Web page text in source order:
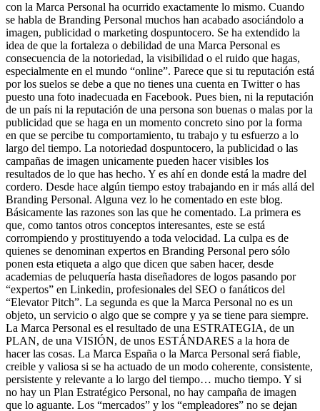
con la Marca Personal ha ocurrido exactamente lo mismo. Cuando
se habla de Branding Personal muchos han acabado asociándolo a
imagen, publicidad o marketing dospuntocero. Se ha extendido la
idea de que la fortaleza o debilidad de una Marca Personal es
consecuencia de la notoriedad, la visibilidad o el ruido que hagas,
especialmente en el mundo “online”. Parece que si tu reputación está
por los suelos se debe a que no tienes una cuenta en Twitter o has
puesto una foto inadecuada en Facebook. Pues bien, ni la reputación
de un país ni la reputación de una persona son buenas o malas por la
publicidad que se haga en un momento concreto sino por la forma
en que se percibe tu comportamiento, tu trabajo y tu esfuerzo a lo
largo del tiempo. La notoriedad dospuntocero, la publicidad o las
campañas de imagen unicamente pueden hacer visibles los
resultados de lo que has hecho. Y es ahí en donde está la madre del
cordero. Desde hace algún tiempo estoy trabajando en ir más allá del
Branding Personal. Alguna vez lo he comentado en este blog.
Básicamente las razones son las que he comentado. La primera es
que, como tantos otros conceptos interesantes, este se está
corrompiendo y prostituyendo a toda velocidad. La culpa es de
quienes se denominan expertos en Branding Personal pero sólo
ponen esta etiqueta a algo que dicen que saben hacer, desde
academias de peluquería hasta diseñadores de logos pasando por
“expertos” en Linkedin, profesionales del SEO o fanáticos del
“Elevator Pitch”. La segunda es que la Marca Personal no es un
objeto, un servicio o algo que se compre y ya se tiene para siempre.
La Marca Personal es el resultado de una ESTRATEGIA, de un
PLAN, de una VISIÓN, de unos ESTÁNDARES a la hora de
hacer las cosas. La Marca España o la Marca Personal será fiable,
creible y valiosa si se ha actuado de un modo coherente, consistente,
persistente y relevante a lo largo del tiempo… mucho tiempo. Y si
no hay un Plan Estratégico Personal, no hay campaña de imagen
que lo aguante. Los “mercados” y los “empleadores” no se dejan